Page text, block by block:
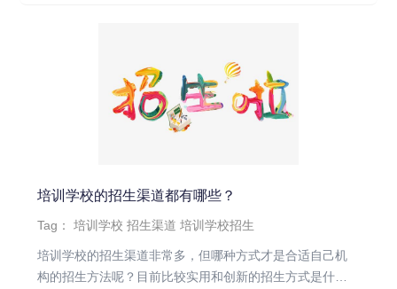
培训学校的招生渠道都有哪些？
Tag：培训学校 招生渠道 培训学校招生
培训学校的招生渠道非常多，但哪种方式才是合适自己机
构的招生方法呢？目前比较实用和创新的招生方式是什